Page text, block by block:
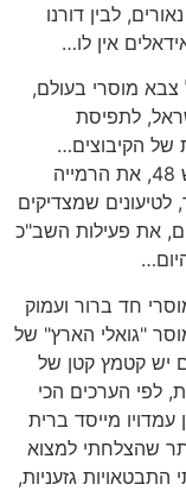
לבין דורנו
אין לו…
מוסרי בעולם,
לתפיסת
של הקיבוצים…
דומים בעייני הטיעונים שמצדיקים את גירוש 48, את הרמייה
שמצדיקים
את פעילות השב"כ
חד ברור ועמוק
"גואלי הארץ" של
יש קטמץ קטן של
לפי הערכים הכי
עמדויו מייסד ברית
שהצלחתי למצוא
התבטאויות גזעניות,